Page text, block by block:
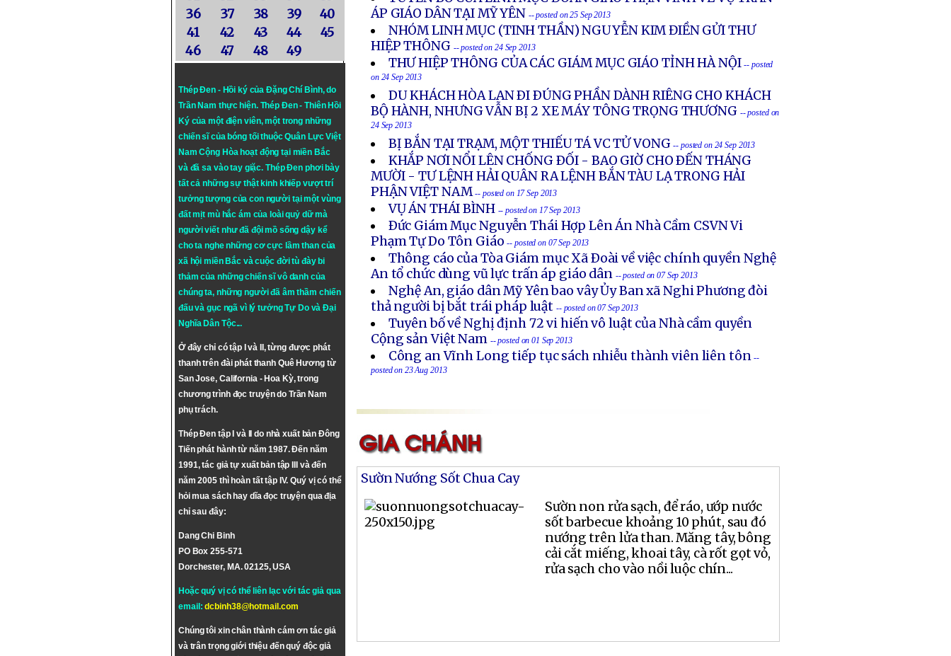
36
37 38 39
40
41
42 43 44
45
46
47 48 49
Thép Đen - Hồi ký của Đặng Chí Bình, do
Trần Nam thực hiện. Thép Đen- Thiên Hồi
Ký của một điện viên, một trong những
chiến sĩ của bóng tối thuộc Quân Lực Việt
Nam Cộng Hòa hoạt động tại miền Bắc
và đã sa vào tay giặc. Thép Đen phơi bày
tất cả những sự thật kinh khiếp vượt trí
tưởng tượng của con người tại một vùng
đất mịt mù hắc ám của loài quỷ dữ mà
người viết như đã đội mồ sống dậy kể
cho ta nghe những cơ cực lầm than của
xã hội miền Bắc và cuộc đời tù đày bi
thảm của những chiến sĩ vô danh của
chúng ta, những người đã âm thầm chiến
đấu và gục ngã vì lý tưởngTự DovàĐại
Nghĩa Dân Tộc...
Ở đây chỉ có tập I và II, từng được phát
thanh trên đài phát thanh Quê Hương từ
San Jose, California - Hoa Kỳ, trong
chương trình đọc truyện do Trần Nam
phụ trách.
Thép Đen tập I và II do nhà xuất bản Đông
Tiến phát hành từ năm 1987. Đến năm
1991, tác giả tự xuất bản tập III và đến
năm 2005 thì hoàn tất tập IV. Quý vị có thể
hỏi mua sách hay dĩa đọc truyện qua địa
chỉ sau đây:
Dang Chi Binh
PO Box 255-571
Dorchester, MA. 02125, USA
Hoặc quý vị có thể liên lạc với tác giả qua
email:dcbinh38@hotmail.com
Chúng tôi xin chân thành cám ơn tác giả
và trân trọng giới thiệu đến quý độc giả
ÁP GIÁO DÂN TẠI MỸ YÊN -- posted on 25 Sep 2013
NHÓM LINH MỤC (TINH THẦN) NGUYỄN KIM ĐIỀN GỬI THƯ
HIỆP THÔNG -- posted on 24 Sep 2013
THƯ HIỆP THÔNG CỦA CÁC GIÁM MỤC GIÁO TỈNH HÀ NỘI -- posted
on 24 Sep 2013
DU KHÁCH HÒA LAN ÐI ÐÚNG PHẦN DÀNH RIÊNG CHO KHÁCH
BỘ HÀNH, NHƯNG VẪN BỊ 2 XE MÁY TÔNG TRỌNG THƯƠNG -- posted on
24 Sep 2013
BỊ BẮN TẠI TRẠM, MỘT THIẾU TÁ VC TỬ VONG -- posted on 24 Sep 2013
KHẮP NƠI NỔI LÊN CHỐNG ÐỐI - BAO GIỜ CHO ÐẾN THÁNG
MƯỜI - TƯ LỆNH HẢI QUÂN RA LỆNH BẮN TÀU LẠ TRONG HẢI
PHẬN VIỆT NAM-- posted on 17 Sep 2013
VỤ ÁN THÁI BÌNH -- posted on 17 Sep 2013
Ðức Giám Mục Nguyễn Thái Hợp Lên Án Nhà Cầm CSVN Vi
Phạm Tự Do Tôn Giáo -- posted on 07 Sep 2013
Thông cáo của Tòa Giám mục Xã Ðoài về việc chính quyền Nghệ
An tổ chức dùng vũ lực trấn áp giáo dân -- posted on 07 Sep 2013
Nghệ An, giáo dân Mỹ Yên bao vây Ủy Ban xã Nghi Phương đòi
thả người bị bắt trái pháp luật -- posted on 07 Sep 2013
Tuyên bố về Nghị định 72 vi hiến vô luật của Nhà cầm quyền
Cộng sản Việt Nam -- posted on 01 Sep 2013
Công an Vĩnh Long tiếp tục sách nhiễu thành viên liên tôn --
posted on 23 Aug 2013
Sườn Nướng Sốt Chua Cay
Sườn non rửa sạch, để ráo, ướp nước
sốt barbecue khoảng 10 phút, sau đó
nướng trên lửa than. Măng tây, bông
cải cắt miếng, khoai tây, cà rốt gọt vỏ,
rửa sạch cho vào nồi luộc chín...